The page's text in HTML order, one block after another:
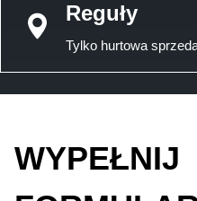
Reguły
Tylko hurtowa
WYPEŁNIJ